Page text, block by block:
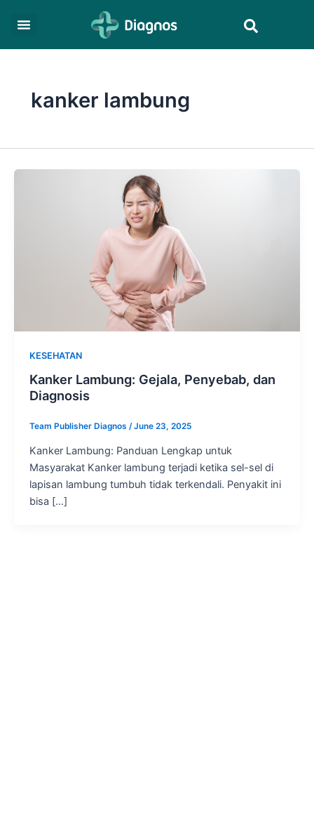
kanker lambung
KESEHATAN
Kanker Lambung: Gejala, Penyebab, dan
Diagnosis
Team Publisher Diagnos /June 23, 2025
Kanker Lambung: Panduan Lengkap untuk
Masyarakat Kanker lambung terjadi ketika sel-sel di
lapisan lambung tumbuh tidak terkendali. Penyakit ini
bisa […]